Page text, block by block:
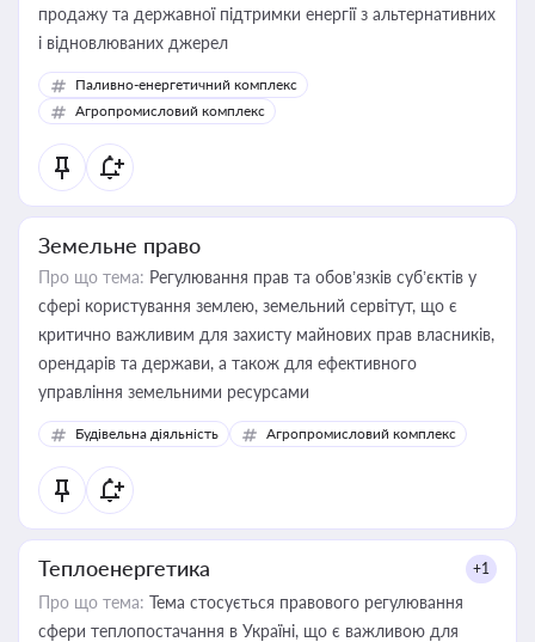
продажу та державної підтримки енергії з альтернативних
і відновлюваних джерел
Паливно-енергетичний комплекс
Агропромисловий комплекс
Земельне право
Про що тема: Регулювання прав та обов’язків суб’єктів у
сфері користування землею, земельний сервітут, що є
критично важливим для захисту майнових прав власників,
орендарів та держави, а також для ефективного
управління земельними ресурсами
Будівельна діяльність Агропромисловий комплекс
Теплоенергетика +1
Про що тема: Тема стосується правового регулювання
сфери теплопостачання в Україні, що є важливою для